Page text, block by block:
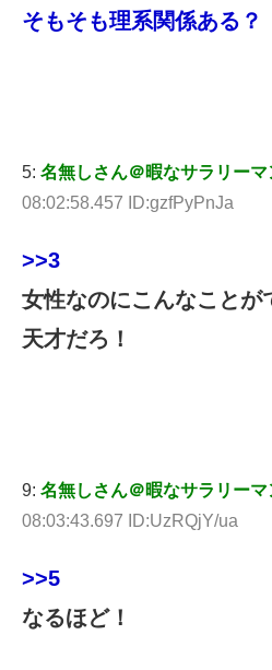
そもそも理系関係ある？
5: 名無しさん＠暇なサラリーマ
08:02:58.457 ID:gzfPyPnJa
>>3
女性なのにこんなことが
天才だろ！
9: 名無しさん＠暇なサラリーマ
08:03:43.697 ID:UzRQjY/ua
>>5
なるほど！